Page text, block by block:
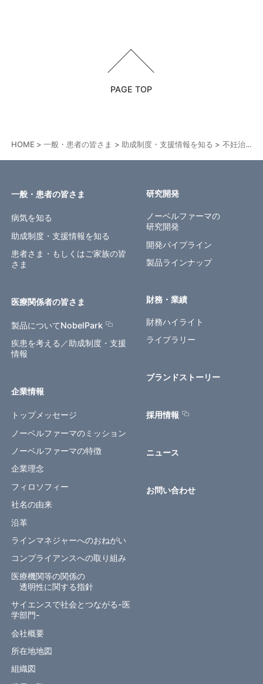
PAGE TOP
HOME 一般・患者の皆さま 助成制度・支援情報を知る 不妊治療の医療費助成
一般・患者の皆さま
病気を知る
助成制度・支援情報を知る
患者さま・もしくはご家族の皆
さま
医療関係者の皆さま
製品についてNobelPark
疾患を考える／助成制度・支援
情報
企業情報
トップメッセージ
ノーベルファーマのミッション
ノーベルファーマの特徴
企業理念
フィロソフィー
社名の由来
沿革
ラインマネジャーへのおねがい
コンプライアンスへの取り組み
医療機関等の関係の
透明性に関する指針
サイエンスで社会とつながる-医
学部門-
会社概要
所在地地図
組織図
研究開発
ノーベルファーマの
研究開発
開発パイプライン
製品ラインナップ
財務・業績
財務ハイライト
ライブラリー
ブランドストーリー
採用情報
ニュース
お問い合わせ